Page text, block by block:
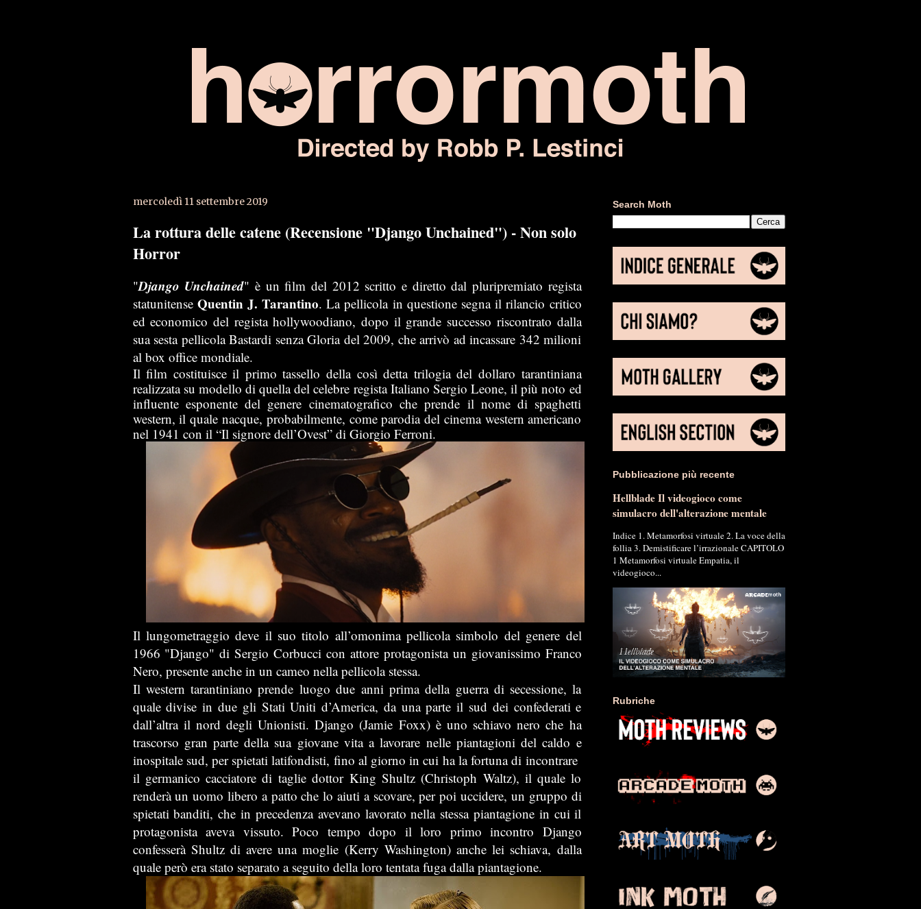
mercoledì 11 settembre 2019
La rottura delle catene (Recensione "Django Unchained") - Non solo
Horror
"Django Unchained" è un film del 2012 scritto e diretto dal pluripremiato regista
statunitense Quentin J. Tarantino. La pellicola in questione segna il rilancio critico
ed economico del regista hollywoodiano, dopo il grande successo riscontrato dalla
sua sesta pellicola Bastardi senza Gloria del 2009, che arrivò ad incassare 342 milioni
al box office mondiale.
Il film costituisce il primo tassello della così detta trilogia del dollaro tarantiniana
realizzata su modello di quella del celebre regista Italiano Sergio Leone, il più noto ed
influente esponente del genere cinematografico che prende il nome di spaghetti
western, il quale nacque, probabilmente, come parodia del cinema western americano
nel 1941 con il “Il signore dell’Ovest” di Giorgio Ferroni.
Il lungometraggio deve il suo titolo all’omonima pellicola simbolo del genere del
1966 "Django" di Sergio Corbucci con attore protagonista un giovanissimo Franco
Nero, presente anche in un cameo nella pellicola stessa.
Il western tarantiniano prende luogo due anni prima della guerra di secessione, la
quale divise in due gli Stati Uniti d’America, da una parte il sud dei confederati e
dall’altra il nord degli Unionisti. Django (Jamie Foxx) è uno schiavo nero che ha
trascorso gran parte della sua giovane vita a lavorare nelle piantagioni del caldo e
inospitale sud, per spietati latifondisti, fino al giorno in cui ha la fortuna di incontrare
il germanico cacciatore di taglie dottor King Shultz (Christoph Waltz), il quale lo
renderà un uomo libero a patto che lo aiuti a scovare, per poi uccidere, un gruppo di
spietati banditi, che in precedenza avevano lavorato nella stessa piantagione in cui il
protagonista aveva vissuto. Poco tempo dopo il loro primo incontro Django
confesserà Shultz di avere una moglie (Kerry Washington) anche lei schiava, dalla
quale però era stato separato a seguito della loro tentata fuga dalla piantagione.
Search Moth
Pubblicazione più recente
Hellblade Il videogioco come
simulacro dell'alterazione mentale
Indice 1. Metamorfosi virtuale 2. La voce della
follia 3. Demistificare l’irrazionale CAPITOLO
1 Metamorfosi virtuale Empatia, il
videogioco...
Rubriche